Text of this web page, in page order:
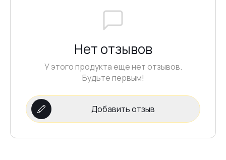
Нет отзывов
У этого продукта еще нет отзывов.
Будьте первым!
Добавить отзыв